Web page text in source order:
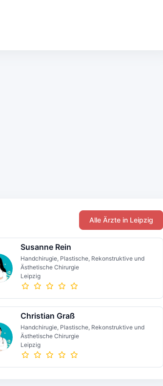
Alle Ärzte in Leipzig
Susanne Rein
Handchirugie, Plastische, Rekonstruktive und
Ästhetische Chirurgie
Leipzig
Christian Graß
Handchirugie, Plastische, Rekonstruktive und
Ästhetische Chirurgie
Leipzig